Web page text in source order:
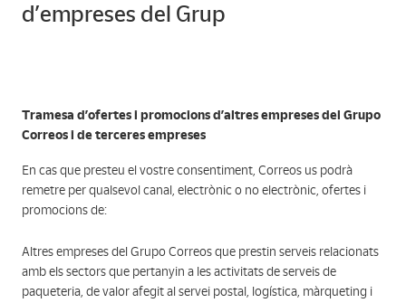
d’empreses del Grup
Tramesa d’ofertes i promocions d’altres empreses del Grupo
Correos i de terceres empreses
En cas que presteu el vostre consentiment, Correos us podrà
remetre per qualsevol canal, electrònic o no electrònic, ofertes i
promocions de:
Altres empreses del Grupo Correos que prestin serveis relacionats
amb els sectors que pertanyin a les activitats de serveis de
paqueteria, de valor afegit al servei postal, logística, màrqueting i